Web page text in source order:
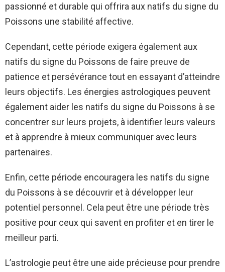
passionné et durable qui offrira aux natifs du signe du
Poissons une stabilité affective.
Cependant, cette période exigera également aux
natifs du signe du Poissons de faire preuve de
patience et persévérance tout en essayant d’atteindre
leurs objectifs. Les énergies astrologiques peuvent
également aider les natifs du signe du Poissons à se
concentrer sur leurs projets, à identifier leurs valeurs
et à apprendre à mieux communiquer avec leurs
partenaires.
Enfin, cette période encouragera les natifs du signe
du Poissons à se découvrir et à développer leur
potentiel personnel. Cela peut être une période très
positive pour ceux qui savent en profiter et en tirer le
meilleur parti.
L’astrologie peut être une aide précieuse pour prendre